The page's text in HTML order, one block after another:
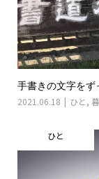
手書きの文字をず
2021.06.18 ひと ,
ひと